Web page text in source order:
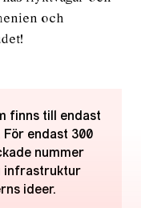
och
finns till endast
endast 300
nummer
infrastruktur
ideer.